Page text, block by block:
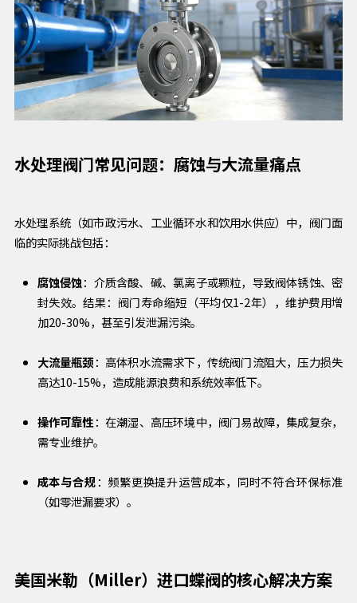
水处理阀门常见问题：腐蚀与大流量痛点
水处理系统（如市政污水、工业循环水和饮用水供应）中，阀门面
临的实际挑战包括：
腐蚀侵蚀：介质含酸、碱、氯离子或颗粒，导致阀体锈蚀、密
封失效。结果：阀门寿命缩短（平均仅1-2年），维护费用增
加20-30%，甚至引发泄漏污染。
大流量瓶颈：高体积水流需求下，传统阀门流阻大，压力损失
高达10-15%，造成能源浪费和系统效率低下。
操作可靠性：在潮湿、高压环境中，阀门易故障，集成复杂，
需专业维护。
成本与合规：频繁更换提升运营成本，同时不符合环保标准
（如零泄漏要求）。
美国米勒（Miller）进口蝶阀的核心解决方案